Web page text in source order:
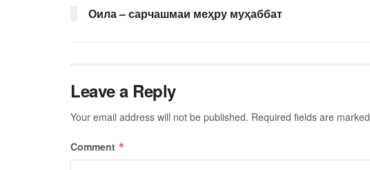
Оила – сарчашмаи меҳру муҳаббат
Leave a Reply
Your email address will not be published. Required fields are marked
Comment *